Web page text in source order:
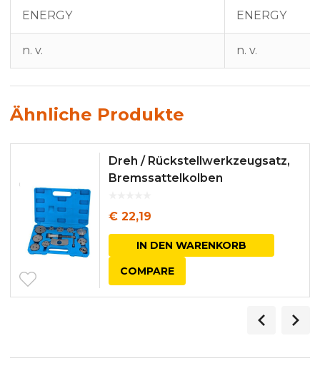
ENERGY ENERGY
n. v. n. v.
Ähnliche Produkte
Dreh / Rückstellwerkzeugsatz,
Bremssattelkolben
€ 22,19
IN DEN WARENKORB
COMPARE